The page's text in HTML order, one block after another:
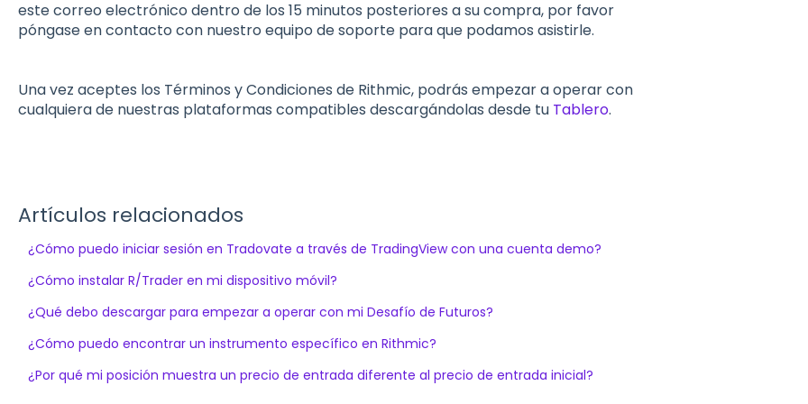
este correo electrónico dentro de los 15 minutos posteriores a su compra, por favor
póngase en contacto con nuestro equipo de soporte para que podamos asistirle.
Una vez aceptes los Términos y Condiciones de Rithmic, podrás empezar a operar con
cualquiera de nuestras plataformas compatibles descargándolas desde tu Tablero.
Artículos relacionados
¿Cómo puedo iniciar sesión en Tradovate a través de TradingView con una cuenta demo?
¿Cómo instalar R/Trader en mi dispositivo móvil?
¿Qué debo descargar para empezar a operar con mi Desafío de Futuros?
¿Cómo puedo encontrar un instrumento específico en Rithmic?
¿Por qué mi posición muestra un precio de entrada diferente al precio de entrada inicial?